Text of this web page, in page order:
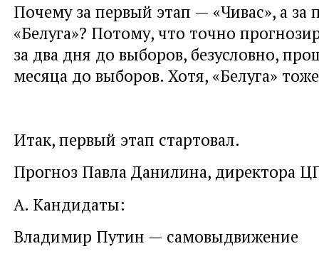
Почему за первый этап — «Чивас», а за
«Белуга»? Потому, что точно
за два дня до выборов, безусловно,
месяца до выборов. Хотя, «Белуга»
Итак, первый этап стартовал.
Прогноз Павла Данилина, директора
А. Кандидаты:
Владимир Путин — самовыдвижение